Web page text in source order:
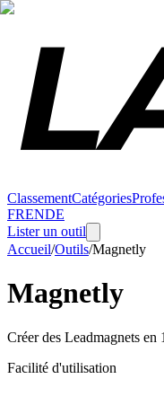
ClassementCatégories
FRENDE
Lister un outil
Accueil/Outils/Magnetly
Magnetly
Créer des Leadmagnets en
Facilité d'utilisation